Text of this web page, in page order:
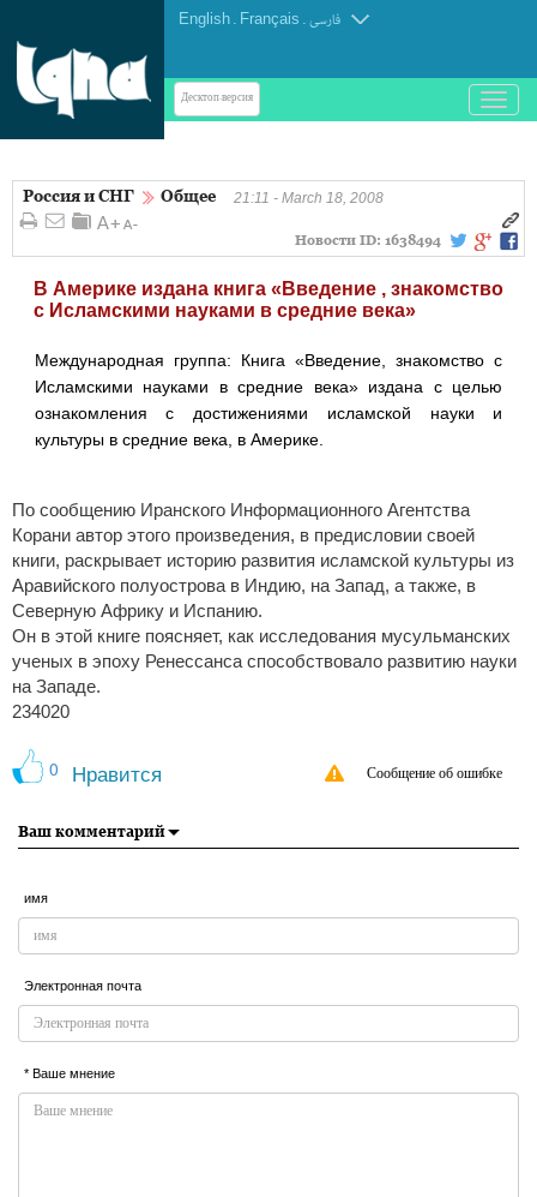
English . Français . فارسی
Десктоп-версия
باز
و
کردن
Россия и СНГ Общее 21:11 - March 18, 2008
Новости ID: 1638494
В Америке издана книга «Введение , знакомство
с Исламскими науками в средние века»
Международная группа: Книга «Введение, знакомство с
Исламскими науками в средние века» издана с целью
ознакомления с достижениями исламской науки и
культуры в средние века, в Америке.
По сообщению Иранского Информационного Агентства
Корани автор этого произведения, в предисловии своей
книги, раскрывает историю развития исламской культуры из
Аравийского полуострова в Индию, на Запад, а также, в
Северную Африку и Испанию.
Он в этой книге поясняет, как исследования мусульманских
ученых в эпоху Ренессанса способствовало развитию науки
на Западе.
234020
0 Нравится Сообщение об ошибке
Ваш комментарий
имя
Электронная почта
* Ваше мнение